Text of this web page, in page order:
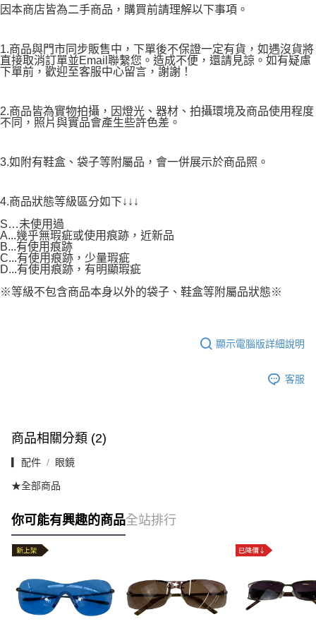
因本商店皆為二手商品，購買前請理解以下事項。
1.商品與門市同步販售中，下單後不保證一定有貨，如遇沒貨將
直接取消訂單並Email聯繫您。造成不便，還請見諒。如有疑慮
下單前，歡迎至客服中心留言，謝謝！
2.商品皆為實物拍攝，因燈光、器材、拍攝環境及商品使用程度
不同，照片與實品會產生些許色差。
3.如附有鞋盒、袋子等附屬品，會一併展示於商品照。
4.商品狀態等級區分如下↓↓↓
S…未使用過
A...幾乎無瑕疵或使用痕跡，近新品
B...有使用痕跡
C...有使用痕跡，少量瑕疵
D...有使用痕跡，有明顯瑕疵
※等級不包含商品本身以外的袋子、鞋盒等附屬品狀態※
顯示電腦版詳細說明
客服
商品相關分類 (2)
▎配件 眼鏡
★全部商品
你可能有興趣的商品全站排行